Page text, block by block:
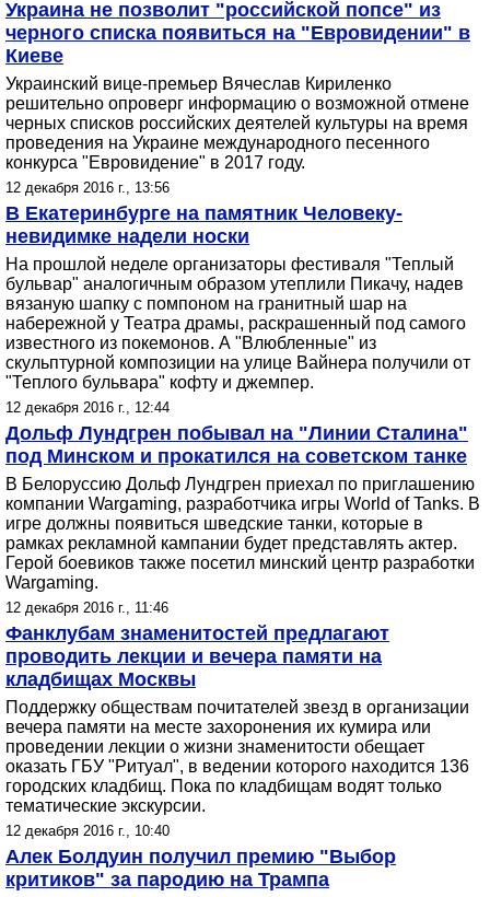
Украина не позволит "российской попсе" из
черного списка появиться на "Евровидении" в
Киеве
Украинский вице-премьер Вячеслав Кириленко
решительно опроверг информацию о возможной отмене
черных списков российских деятелей культуры на время
проведения на Украине международного песенного
конкурса "Евровидение" в 2017 году.
12 декабря 2016 г., 13:56
В Екатеринбурге на памятник Человеку-
невидимке надели носки
На прошлой неделе организаторы фестиваля "Теплый
бульвар" аналогичным образом утеплили Пикачу, надев
вязаную шапку с помпоном на гранитный шар на
набережной у Театра драмы, раскрашенный под самого
известного из покемонов. А "Влюбленные" из
скульптурной композиции на улице Вайнера получили от
"Теплого бульвара" кофту и джемпер.
12 декабря 2016 г., 12:44
Дольф Лундгрен побывал на "Линии Сталина"
под Минском и прокатился на советском танке
В Белоруссию Дольф Лундгрен приехал по приглашению
компании Wargaming, разработчика игры World of Tanks. В
игре должны появиться шведские танки, которые в
рамках рекламной кампании будет представлять актер.
Герой боевиков также посетил минский центр разработки
Wargaming.
12 декабря 2016 г., 11:46
Фанклубам знаменитостей предлагают
проводить лекции и вечера памяти на
кладбищах Москвы
Поддержку обществам почитателей звезд в организации
вечера памяти на месте захоронения их кумира или
проведении лекции о жизни знаменитости обещает
оказать ГБУ "Ритуал", в ведении которого находится 136
городских кладбищ. Пока по кладбищам водят только
тематические экскурсии.
12 декабря 2016 г., 10:40
Алек Болдуин получил премию "Выбор
критиков" за пародию на Трампа